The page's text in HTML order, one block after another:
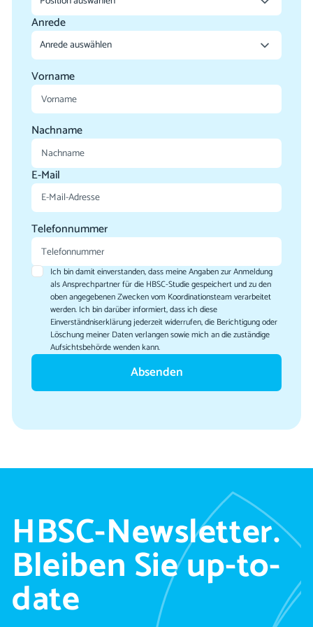
Anrede
Vorname
Nachname
E-Mail
Telefonnummer
Ich bin damit einverstanden, dass meine Angaben zur Anmeldung
als Ansprechpartner für die HBSC-Studie gespeichert und zu den
oben angegebenen Zwecken vom Koordinationsteam verarbeitet
werden. Ich bin darüber informiert, dass ich diese
Einverständniserklärung jederzeit widerrufen, die Berichtigung oder
Löschung meiner Daten verlangen sowie mich an die zuständige
Aufsichtsbehörde wenden kann.
HBSC-Newsletter.
Bleiben Sie up-to-
date